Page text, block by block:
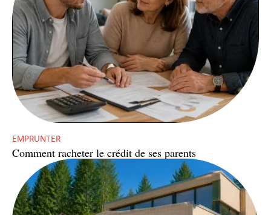
EMPRUNTER
Comment racheter le crédit de ses parents